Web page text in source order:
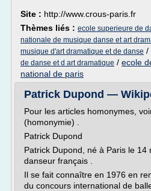
Site : http://www.crous-paris.fr
Thèmes liés : ecole superieure de
nationale de musique danse et art
musique d'art dramatique et de danse /
de danse et d art dramatique / ecole
national de paris
Patrick Dupond —
Pour les articles homonymes,
(homonymie) .
Patrick Dupond
Patrick Dupond, né à Paris le 14
danseur français .
Il se fait connaître en 1976 en
du concours international de